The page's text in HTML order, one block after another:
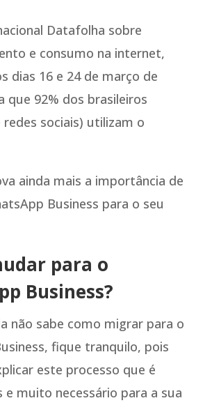
Datafolha sobre
e consumo na internet,
dias 16 e 24 de março de
que 92% dos brasileiros
redes sociais) utilizam o
ainda mais a importância de
Business para o seu
para o
Business?
não sabe como migrar para o
fique tranquilo, pois
este processo que é
e muito necessário para a sua